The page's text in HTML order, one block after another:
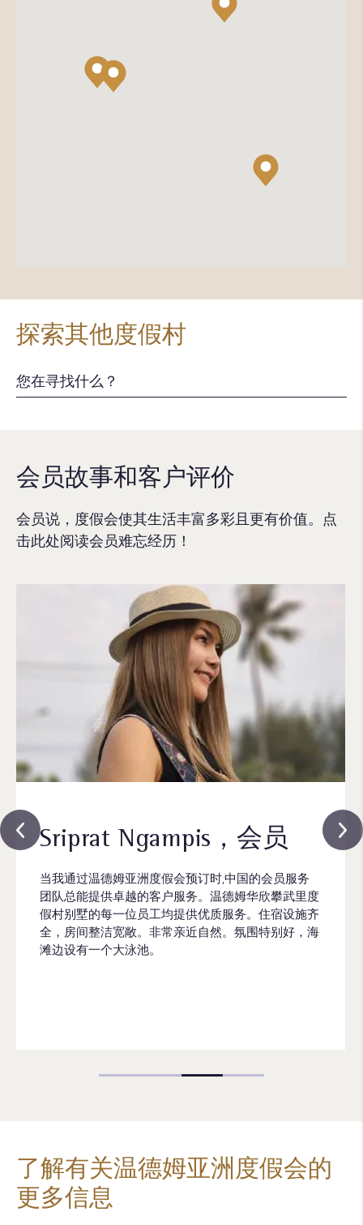
探索其他度假村
Sriprat Ngampis，会员
当我通过温德姆亚洲度假会预订时,中国的会员服务
团队总能提供卓越的客户服务。温德姆华欣攀武里度
假村别墅的每一位员工均提供优质服务。住宿设施齐
全，房间整洁宽敞。非常亲近自然。氛围特别好，海
滩边设有一个大泳池。
会员故事和客户评价
会员说，度假会使其生活丰富多彩且更有价值。点
击此处阅读会员难忘经历！
了解有关温德姆亚洲度假会的
更多信息